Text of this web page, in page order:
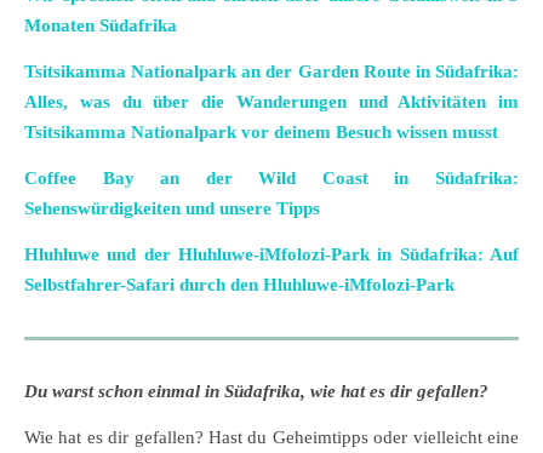
Monaten Südafrika
Tsitsikamma Nationalpark an der Garden Route in Südafrika:
Alles, was du über die Wanderungen und Aktivitäten im
Tsitsikamma Nationalpark vor deinem Besuch wissen musst
Coffee Bay an der Wild Coast in Südafrika:
Sehenswürdigkeiten und unsere Tipps
Hluhluwe und der Hluhluwe-iMfolozi-Park in Südafrika: Auf
Selbstfahrer-Safari durch den Hluhluwe-iMfolozi-Park
Du warst schon einmal in Südafrika, wie hat es dir gefallen?
Wie hat es dir gefallen? Hast du Geheimtipps oder vielleicht eine